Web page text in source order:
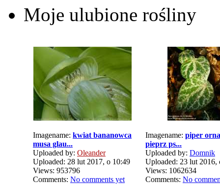
Moje ulubione rośliny
Imagename: kwiat bananowca
musa glau...
Uploaded by: Oleander
Uploaded: 28 lut 2017, o 10:49
Views: 953796
Comments: No comments yet
Imagename: piper
pieprz ps...
Uploaded by: Domnik
Uploaded: 23 lut 2016,
Views: 1062634
Comments: No